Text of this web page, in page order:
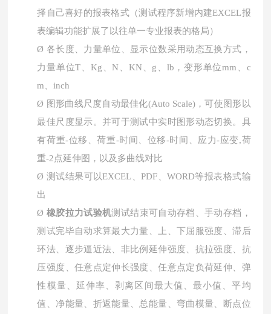
择自己喜好的报表格式（测试程序新增内建EXCEL报
表编辑功能扩展了以往单一专业报表的格局）
Ø 各长度、力量单位、显示位数采用动态互换方式，
力量单位T、Kg、N、KN、g、lb，变形单位mm、c
m、inch
Ø 图形曲线尺度自动最佳化(Auto Scale)，可使图形以
最佳尺度显示。并可于测试中实时图形动态切换。具
有荷重-位移、荷重-时间、位移-时间、应力-应变,荷
重-2点延伸图，以及多曲线对比
Ø 测试结果可以EXCEL、PDF、WORD等报表格式输
出
Ø 橡胶拉力试验机测试结束可自动存档、手动存档，
测试完毕自动求算最大力量、上、下屈服强度、滞后
环法、逐步逼近法、非比例延伸强度、抗拉强度、抗
压强度、任意点定伸长强度、任意点定负荷延伸、弹
性模量、延伸率、剥离区间最大值、最小值、平均
值、净能量、折返能量、总能量、弯曲模量、断点位